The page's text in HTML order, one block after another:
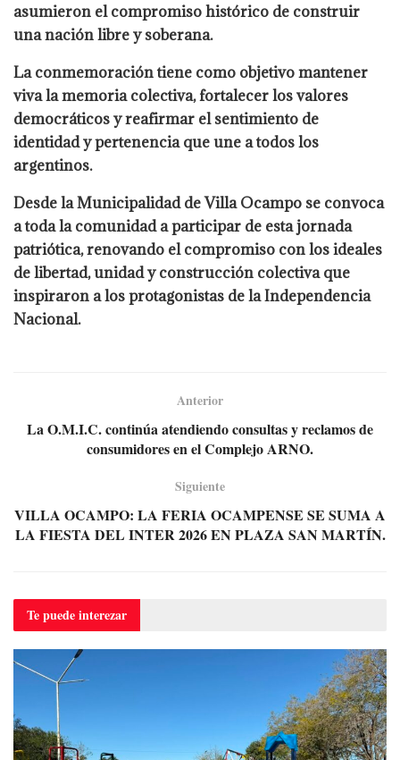
asumieron el compromiso histórico de construir
una nación libre y soberana.
La conmemoración tiene como objetivo mantener
viva la memoria colectiva, fortalecer los valores
democráticos y reafirmar el sentimiento de
identidad y pertenencia que une a todos los
argentinos.
Desde la Municipalidad de Villa Ocampo se convoca
a toda la comunidad a participar de esta jornada
patriótica, renovando el compromiso con los ideales
de libertad, unidad y construcción colectiva que
inspiraron a los protagonistas de la Independencia
Nacional.
Anterior
La O.M.I.C. continúa atendiendo consultas y reclamos de
consumidores en el Complejo ARNO.
Siguiente
VILLA OCAMPO: LA FERIA OCAMPENSE SE SUMA A
LA FIESTA DEL INTER 2026 EN PLAZA SAN MARTÍN.
Te puedeinterezar